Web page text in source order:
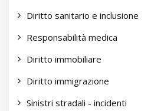
Diritto sanitario e inclusione
Responsabilità medica
Diritto immobiliare
Diritto immigrazione
Sinistri stradali - incidenti